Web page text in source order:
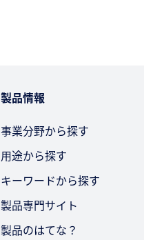
製品情報
事業分野から探す
用途から探す
キーワードから探す
製品専門サイト
製品のはてな？